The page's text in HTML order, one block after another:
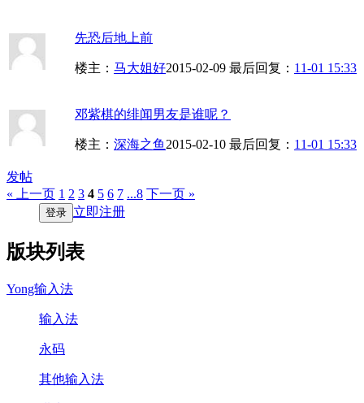
先恐后地上前
楼主： 马大姐好2015-02-09 最后回复： 11-01 15:33
邓紫棋的绯闻男友是谁呢？
楼主： 深海之鱼2015-02-10 最后回复： 11-01 15:33
发帖
« 上一页 1 2 3 4 5 6 7 ...8 下一页 »
登录 立即注册
版块列表
Yong输入法
输入法
永码
其他输入法